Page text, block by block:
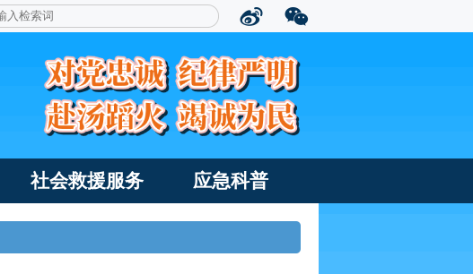
社会救援服务 应急科普